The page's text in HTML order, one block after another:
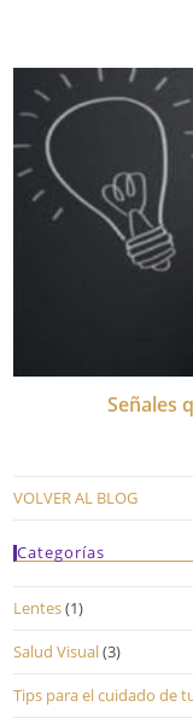
Señales
VOLVER AL BLOG
Categorías
Lentes(1)
Salud Visual(3)
Tips para el cuidado de